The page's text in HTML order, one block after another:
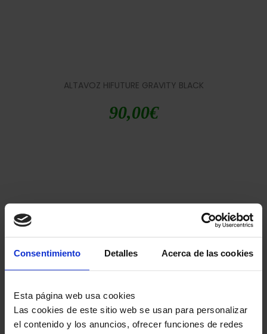
Consentimiento Detalles Acerca de las cookies
Esta página web usa cookies
Las cookies de este sitio web se usan para personalizar
el contenido y los anuncios, ofrecer funciones de redes
ALTAVOZ HIFUTURE GRAVITY BLACK
90,00€
ALTAVOZ HIFUTURE LINO S BLACK